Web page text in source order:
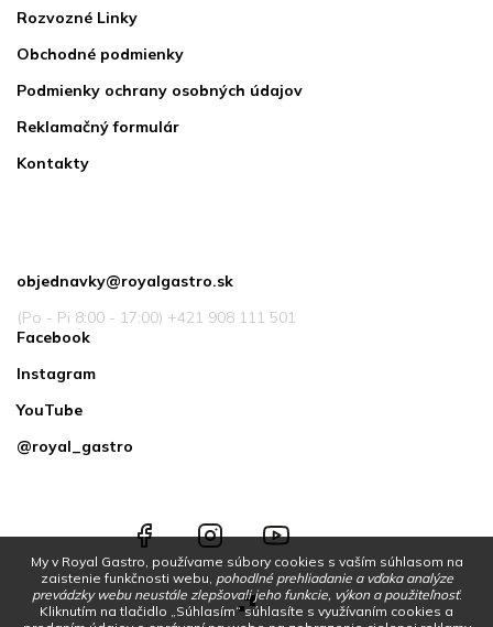
My v Royal Gastro, používame súbory cookies s vaším súhlasom na
zaistenie funkčnosti webu, pohodlné prehliadanie a vďaka analýze
prevádzky webu neustále zlepšovali jeho funkcie, výkon a použiteľnosť.
Kliknutím na tlačidlo „Súhlasím“ súhlasíte s využívaním cookies a
Rozvozné Linky
Obchodné podmienky
Podmienky ochrany osobných údajov
Reklamačný formulár
Kontakty
objednavky@royalgastro.sk
(Po - Pi 8:00 - 17:00) +421 908 111 501
Facebook
Instagram
YouTube
@royal_gastro
FacebookInstagramYouTube@royal_gastro